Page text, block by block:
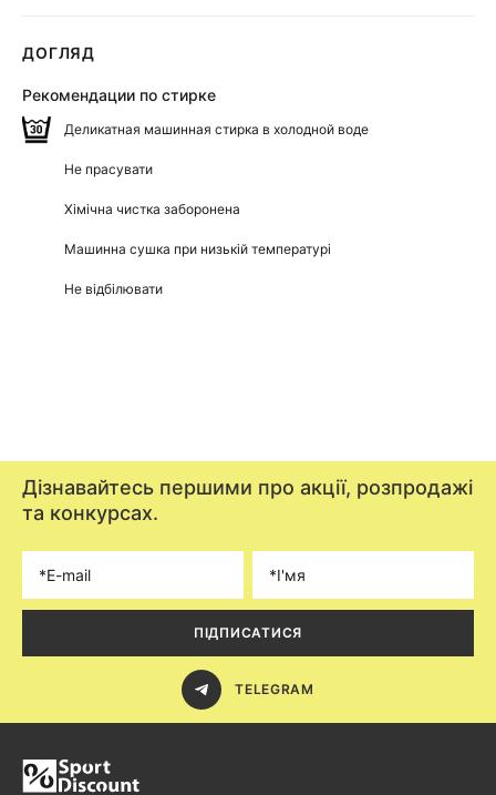
ДОГЛЯД
Рекомендации по стирке
Деликатная машинная стирка в холодной воде
Не прасувати
Хімічна чистка заборонена
Машинна сушка при низькій температурі
Не відбілювати
Дізнавайтесь першими про акції, розпродажі
та конкурсах.
ПІДПИСАТИСЯ
TELEGRAM